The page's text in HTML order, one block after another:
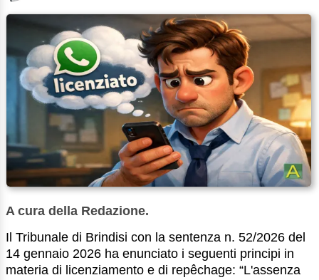
A cura della Redazione.
Il Tribunale di Brindisi con la sentenza n. 52/2026 del
14 gennaio 2026 ha enunciato i seguenti principi in
materia di licenziamento e di repêchage: “L'assenza